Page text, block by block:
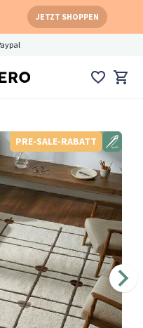
JETZT SHOPPEN
PRE-SALE-RABATT